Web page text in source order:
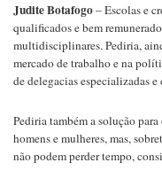
Judite Botafogo– Escolas e
qualificados e bem
multidisciplinares. Pediria,
mercado de trabalho e na
de delegacias especializadas
Pediria também a solução
homens e mulheres, mas,
não podem perder tempo,